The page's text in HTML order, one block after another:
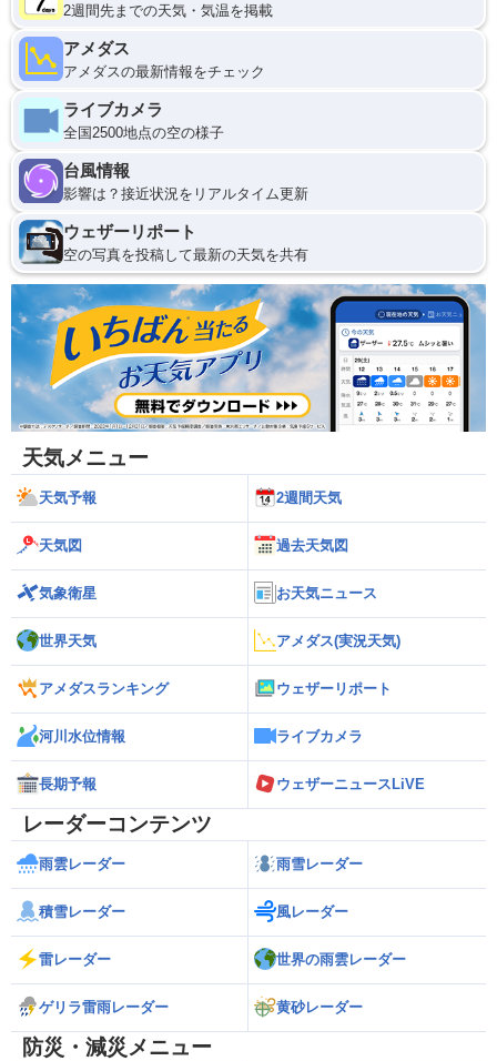
2週間先までの天気・気温を掲載
アメダス
アメダスの最新情報をチェック
ライブカメラ
全国2500地点の空の様子
台風情報
影響は？接近状況をリアルタイム更新
ウェザーリポート
空の写真を投稿して最新の天気を共有
天気メニュー
天気予報 2週間天気
天気図 過去天気図
気象衛星 お天気ニュース
世界天気 アメダス(実況天気)
アメダスランキング ウェザーリポート
河川水位情報 ライブカメラ
長期予報 ウェザーニュースLiVE
レーダーコンテンツ
雨雲レーダー 雨雪レーダー
積雪レーダー 風レーダー
雷レーダー 世界の雨雲レーダー
ゲリラ雷雨レーダー 黄砂レーダー
防災・減災メニュー